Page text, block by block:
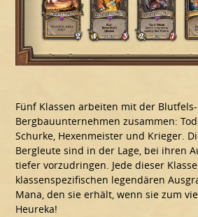
Fünf Klassen arbeiten mit der Blutfels-
Bergbauunternehmen zusammen:
Schurke, Hexenmeister und Krieger.
Bergleute sind in der Lage, bei ihren
tiefer vorzudringen. Jede dieser
klassenspezifischen legendären
Mana, den sie erhält, wenn sie zum
Heureka!